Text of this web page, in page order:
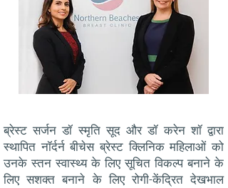
ब्रेस्ट सर्जन डॉ स्मृति सूद और डॉ करेन शॉ द्वारा
स्थापित नॉर्दर्न बीचेस ब्रेस्ट क्लिनिक महिलाओं को
उनके स्तन स्वास्थ्य के लिए सूचित विकल्प बनाने के
लिए सशक्त बनाने के लिए रोगी-केंद्रित देखभाल